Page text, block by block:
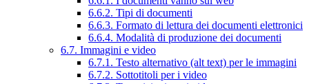
6.6.2. Tipi di documenti
6.6.3. Formato di lettura dei documenti elettronici
6.6.4. Modalità di produzione dei documenti
6.7. Immagini e video
6.7.1. Testo alternativo (alt text) per le immagini
6.7.2. Sottotitoli per i video